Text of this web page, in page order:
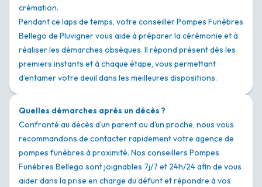
crémation.
Pendant ce laps de temps, votre conseiller Pompes Funèbres
Bellego de Pluvigner vous aide à préparer la cérémonie et à
réaliser les démarches obsèques. Il répond présent dès les
premiers instants et à chaque étape, vous permettant
d’entamer votre deuil dans les meilleures dispositions.
Quelles démarches après un décès ?
Confronté au décès d’un parent ou d’un proche, nous vous
recommandons de contacter rapidement votre agence de
pompes funèbres à proximité. Nos conseillers Pompes
Funèbres Bellego sont joignables 7j/7 et 24h/24 afin de vous
aider dans la prise en charge du défunt et répondre à vos